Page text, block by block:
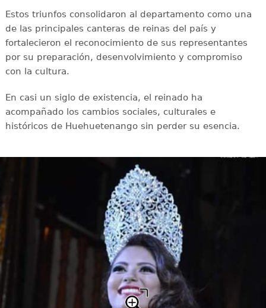
Estos triunfos consolidaron al departamento como una
de las principales canteras de reinas del país y
fortalecieron el reconocimiento de sus representantes
por su preparación, desenvolvimiento y compromiso
con la cultura.
En casi un siglo de existencia, el reinado ha
acompañado los cambios sociales, culturales e
históricos de Huehuetenango sin perder su esencia.